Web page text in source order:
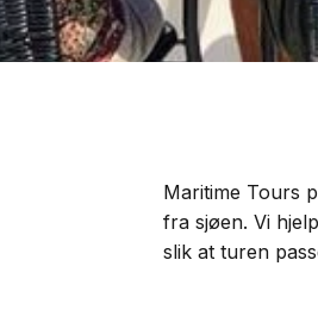
Maritime Tours
fra sjøen. Vi
slik at turen